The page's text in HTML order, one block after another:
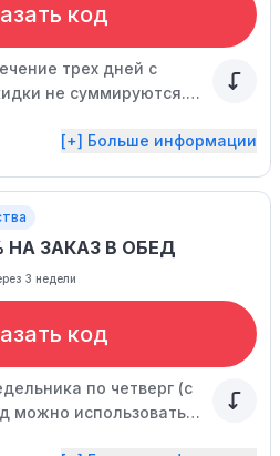
код
трех дней с
не суммируются.
по времени.
[+] Больше информации
НА ЗАКАЗ В ОБЕД
3 недели
код
по четверг (с
можно использовать